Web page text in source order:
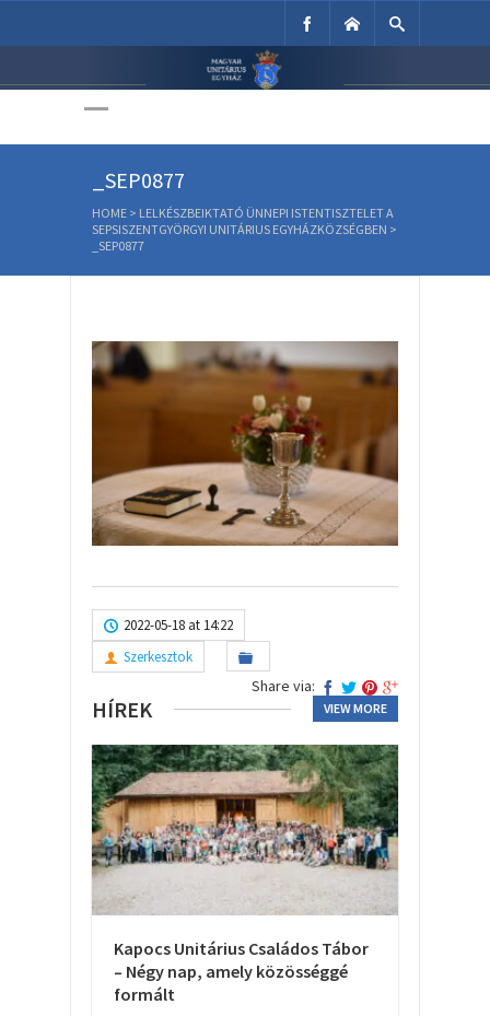
Unitárius Egyház
_SEP0877
HOME > LELKÉSZBEIKTATÓ ÜNNEPI ISTENTISZTELET A
SEPSISZENTGYÖRGYI UNITÁRIUS EGYHÁZKÖZSÉGBEN >
_SEP0877
2022-05-18 at 14:22
Szerkesztok
Share via:
HÍREK VIEW MORE
Kapocs Unitárius Családos Tábor
– Négy nap, amely közösséggé
formált